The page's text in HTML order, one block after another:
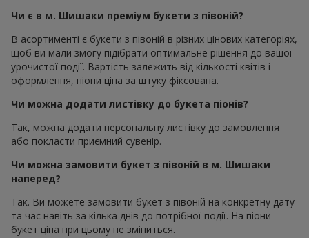
Чи є в м. Шишаки преміум букети з півоній?
В асортименті є букети з півоній в різних цінових категоріях,
щоб ви мали змогу підібрати оптимальне рішення до вашої
урочистої події. Вартість залежить від кількості квітів і
оформлення, піони ціна за штуку фіксована.
Чи можна додати листівку до букета піонів?
Так, можна додати персональну листівку до замовлення
або покласти приємний сувенір.
Чи можна замовити букет з півоній в м. Шишаки
наперед?
Так. Ви можете замовити букет з півоній на конкретну дату
та час навіть за кілька днів до потрібної події. На піони
букет ціна при цьому не зміниться.